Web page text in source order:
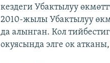
кездеги Убактылуу
2010-жылы Убактылуу
да алынган. Кол
окуясында элге ок